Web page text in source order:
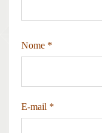
Nome *
E-mail *